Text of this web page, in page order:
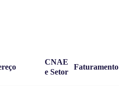
CNAE
e Setor
Faturamento